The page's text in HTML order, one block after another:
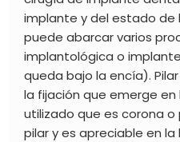
implante y del estado de
puede abarcar varios
implantológica o
queda bajo la encía).
la fijación que emerge
utilizado que es corona
pilar y es apreciable en la